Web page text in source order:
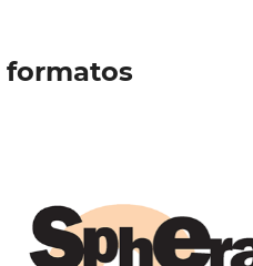
formatos